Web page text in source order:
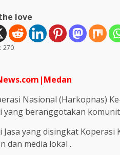
love
270
Nasional (Harkopnas)
yang beranggotakan
Jasa yang disingkat
dan media lokal .